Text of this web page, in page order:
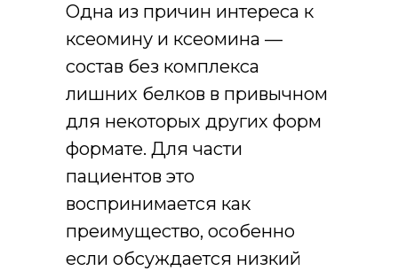
Одна из причин интереса к
ксеомину и ксеомина —
состав без комплекса
лишних белков в привычном
для некоторых других форм
формате. Для части
пациентов это
воспринимается как
преимущество, особенно
если обсуждается низкий